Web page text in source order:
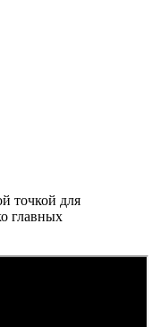
точкой для
главных